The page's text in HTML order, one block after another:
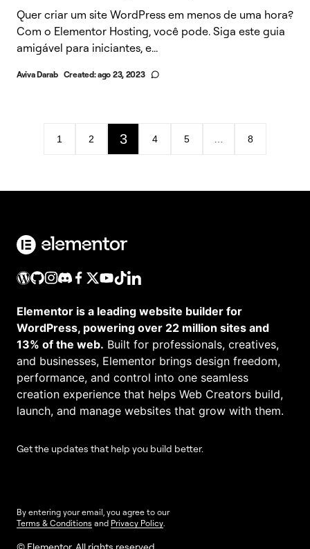
Quer criar um site WordPress em menos de uma hora?
Com o Elementor Hosting, você pode. Siga este guia
amigável para iniciantes, e...
Aviva Darab Created:ago 23, 2023
1 2 3 4 5 8
Elementor is a leading website builder for
WordPress, powering over 22 million sites and
13% of the web. Built for professionals, creatives,
and businesses, Elementor brings design freedom,
performance, and control into one seamless
creation experience that helps Web Creators build,
launch, and manage websites that grow with them.
Get the updates that help you build better.
By entering your email, you agree to our
Terms & Conditions and Privacy Policy
© Elementor. All rights reserved